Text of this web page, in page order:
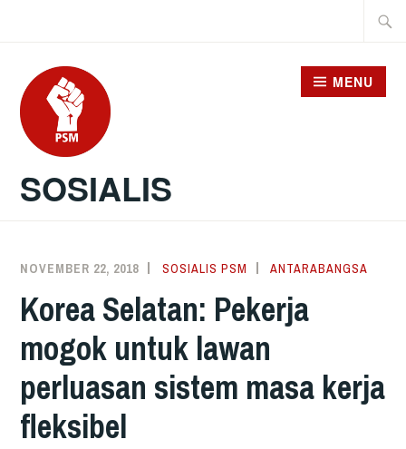
content
SOSIALIS
MENU
NOVEMBER 22, 2018 SOSIALIS PSM ANTARABANGSA
Korea Selatan: Pekerja
mogok untuk lawan
perluasan sistem masa kerja
fleksibel